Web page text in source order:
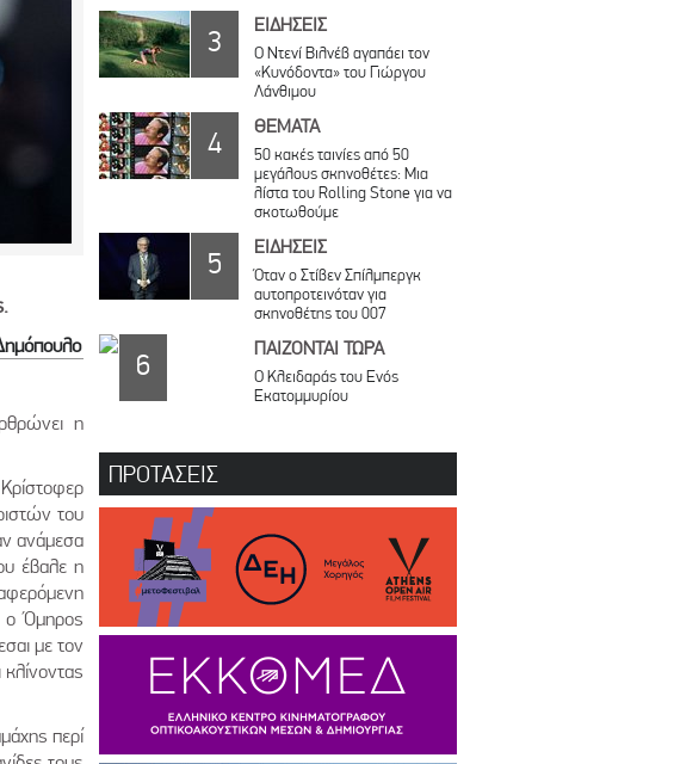
η
του
ανάμεσα
έβαλε η
ο Όμηρος
με τον
περί
3 ΕΙΔΗΣΕΙΣ
Ο Ντενί Βιλνέβ αγαπάει τον
«Κυνόδοντα» του Γιώργου
Λάνθιμου
4 ΘΕΜΑΤΑ
50 κακές ταινίες από 50
μεγάλους σκηνοθέτες: Μια
λίστα του Rolling Stone για να
σκοτωθούμε
5 ΕΙΔΗΣΕΙΣ
Όταν ο Στίβεν Σπίλμπεργκ
αυτοπροτεινόταν για
σκηνοθέτης του 007
6 ΠΑΙΖΟΝΤΑΙ ΤΩΡΑ
Ο Κλειδαράς του Ενός
Εκατομμυρίου
ΠΡΟΤΑΣΕΙΣ